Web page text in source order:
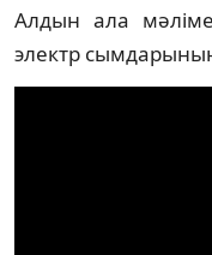
Алдын ала
электр